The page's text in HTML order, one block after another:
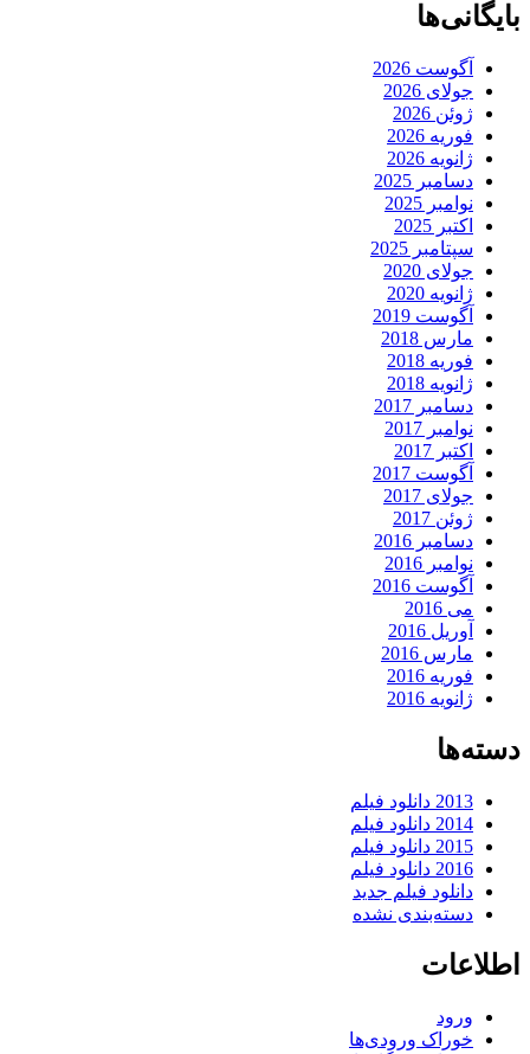
بایگانی‌ها
آگوست 2026
جولای 2026
ژوئن 2026
فوریه 2026
ژانویه 2026
دسامبر 2025
نوامبر 2025
اکتبر 2025
سپتامبر 2025
جولای 2020
ژانویه 2020
آگوست 2019
مارس 2018
فوریه 2018
ژانویه 2018
دسامبر 2017
نوامبر 2017
اکتبر 2017
آگوست 2017
جولای 2017
ژوئن 2017
دسامبر 2016
نوامبر 2016
آگوست 2016
می 2016
آوریل 2016
مارس 2016
فوریه 2016
ژانویه 2016
دسته‌ها
2013 دانلود فیلم
2014 دانلود فیلم
2015 دانلود فیلم
2016 دانلود فیلم
دانلود فیلم جدید
دسته‌بندی نشده
اطلاعات
ورود
خوراک ورودی‌ها